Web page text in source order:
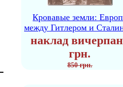
Кровавые земли:
между Гитлером и
наклад
грн.
850 грн.